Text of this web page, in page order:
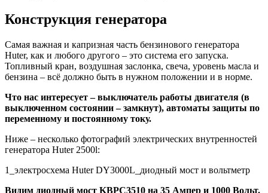
Конструкция генератора
Самая важная и капризная часть бензинового генератора
Huter, как и любого другого – это система его запуска.
Топливный кран, воздушная заслонка, свеча, уровень масла и
бензина – всё должно быть в нужном положении и в норме.
Что нас интересует – выключатель работы двигателя (в
выключенном состоянии – замкнут), автоматы защиты по
переменному и постоянному току.
Ниже – несколько фотографий электрических внутренностей
генератора Huter 2500l:
1_электросхема Huter DY3000L_диодный мост и вольтметр
Видим диодный мост KBPC3510 на 35 Ампер и 1000 Вольт.